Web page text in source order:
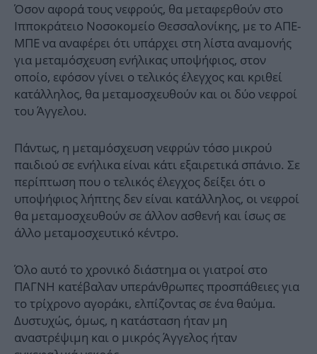
Όσον αφορά τους νεφρούς, θα μεταφερθούν στο
Ιπποκράτειο Νοσοκομείο Θεσσαλονίκης, με το ΑΠΕ-
ΜΠΕ να αναφέρει ότι υπάρχει στη λίστα αναμονής
για μεταμόσχευση ενήλικας υποψήφιος, στον
οποίο, εφόσον γίνει ο τελικός έλεγχος και κριθεί
κατάλληλος, θα μεταμοσχευθούν και οι δύο νεφροί
του Άγγελου.
Πάντως, η μεταμόσχευση νεφρών τόσο μικρού
παιδιού σε ενήλικα είναι κάτι εξαιρετικά σπάνιο. Σε
περίπτωση που ο τελικός έλεγχος δείξει ότι ο
υποψήφιος λήπτης δεν είναι κατάλληλος, οι νεφροί
θα μεταμοσχευθούν σε άλλον ασθενή και ίσως σε
άλλο μεταμοσχευτικό κέντρο.
Όλο αυτό το χρονικό διάστημα οι γιατροί στο
ΠΑΓΝΗ κατέβαλαν υπεράνθρωπες προσπάθειες για
το τρίχρονο αγοράκι, ελπίζοντας σε ένα θαύμα.
Δυστυχώς, όμως, η κατάσταση ήταν μη
αναστρέψιμη και ο μικρός Άγγελος ήταν